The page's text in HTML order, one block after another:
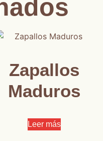
Zapallos
Maduros
Leer más